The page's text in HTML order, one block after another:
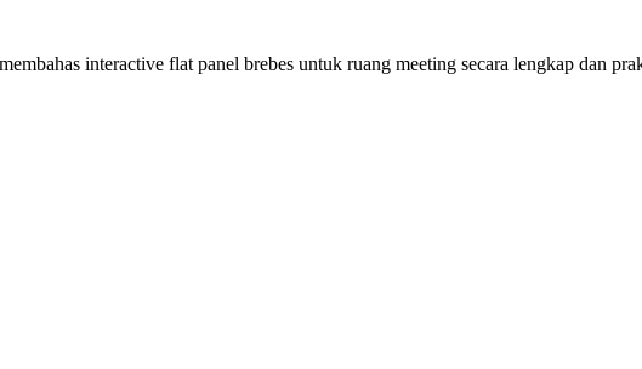
interactive flat panel brebes untuk ruang meeting secara lengkap dan